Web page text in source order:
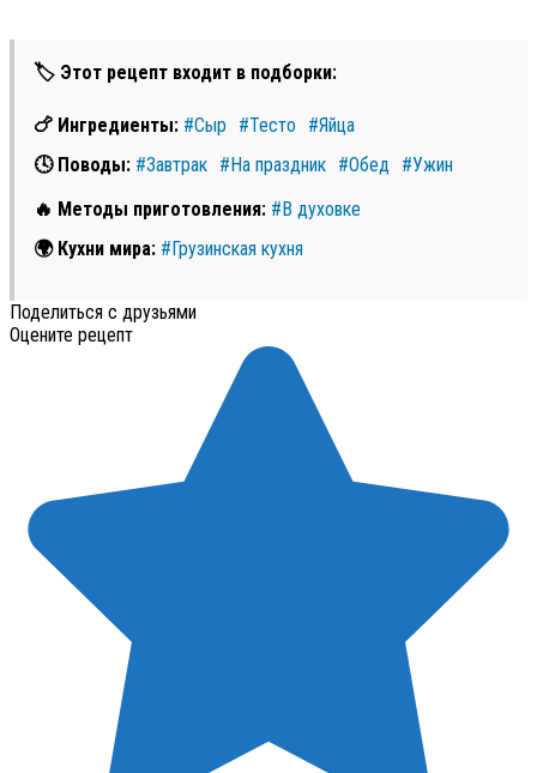
🏷 Этот рецепт входит в подборки:
🍗 Ингредиенты: #Сыр #Тесто
#Яйца
🕓 Поводы: #Завтрак #На праздник #Обед #Ужин
🔥 Методы приготовления: #В духовке
🌍 Кухни мира: #Грузинская кухня
Поделиться с друзьями
Оцените рецепт